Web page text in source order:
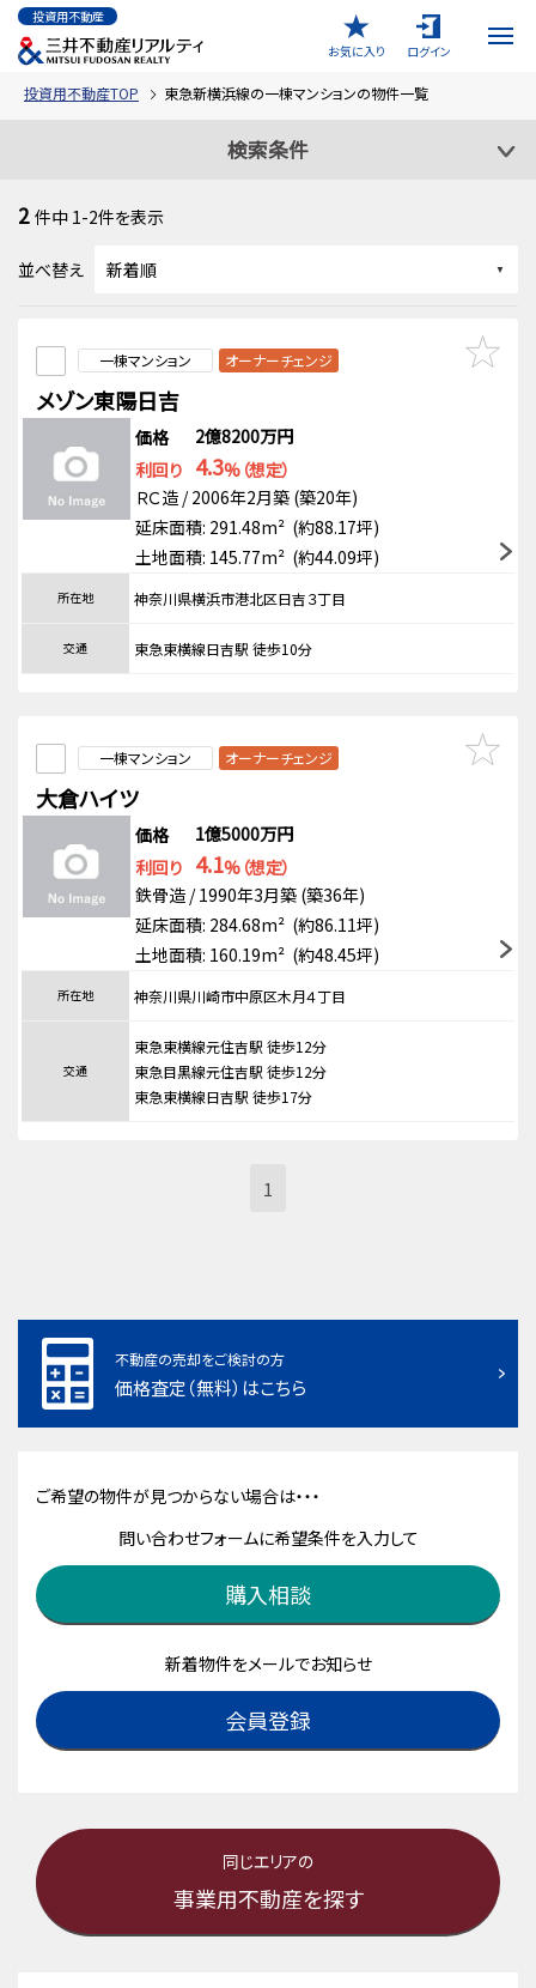
投資用不動産
お気に入り
ログイン
投資用不動産TOP 東急新横浜線の一棟マンションの物件一覧
検索条件
2 件中 1-2件を表示
並べ替え
一棟マンション オーナーチェンジ
メゾン東陽日吉
価格
2億8200万円
利回り 4.3%（想定）
ＲＣ造 / 2006年2月築 (築20年)
延床面積: 291.48m² (約88.17坪)
土地面積: 145.77m² (約44.09坪)
所在地 神奈川県横浜市港北区日吉３丁目
交通 東急東横線日吉駅 徒歩10分
一棟マンション オーナーチェンジ
大倉ハイツ
価格
1億5000万円
利回り 4.1%（想定）
鉄骨造 / 1990年3月築 (築36年)
延床面積: 284.68m² (約86.11坪)
土地面積: 160.19m² (約48.45坪)
所在地 神奈川県川崎市中原区木月４丁目
交通
東急東横線元住吉駅 徒歩12分
東急目黒線元住吉駅 徒歩12分
東急東横線日吉駅 徒歩17分
1
不動産の売却をご検討の方
価格査定（無料）はこちら
ご希望の物件が見つからない場合は・・・
問い合わせフォームに希望条件を入力して
購入相談
新着物件をメールでお知らせ
会員登録
同じエリアの
事業用不動産を探す